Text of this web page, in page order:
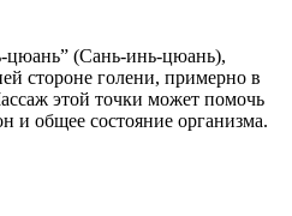
цюань” (Сань-инь-цюань),
стороне голени, примерно в
этой точки может помочь
и общее состояние организма.